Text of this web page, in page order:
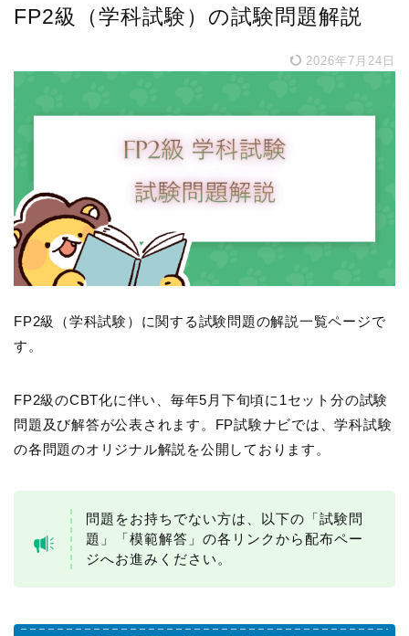
FP2級（学科試験）の試験問題解説
2026年7月24日
FP2級（学科試験）に関する試験問題の解説一覧ページで
す。
FP2級のCBT化に伴い、毎年5月下旬頃に1セット分の試験
問題及び解答が公表されます。FP試験ナビでは、学科試験
の各問題のオリジナル解説を公開しております。
問題をお持ちでない方は、以下の「試験問
題」「模範解答」の各リンクから配布ペー
ジへお進みください。